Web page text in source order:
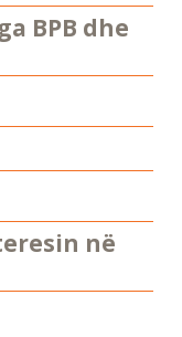
BPB dhe
në